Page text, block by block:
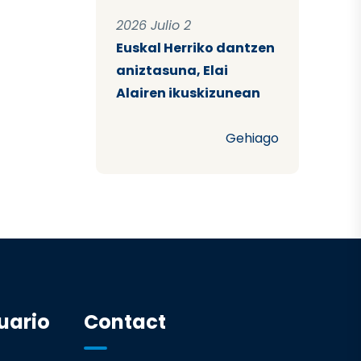
2026 Julio 2
Euskal Herriko dantzen
aniztasuna, Elai
Alairen ikuskizunean
Gehiago
Contact